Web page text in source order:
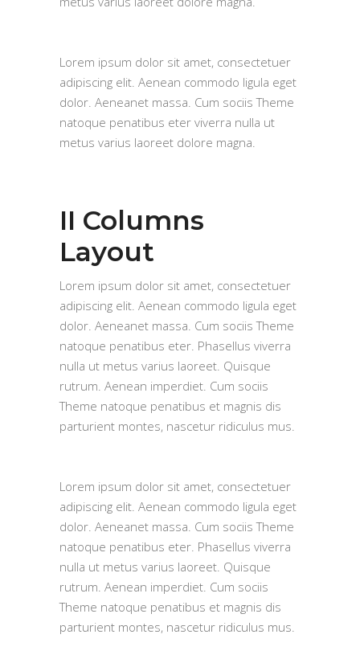
Lorem ipsum dolor sit amet, consectetuer
adipiscing elit. Aenean commodo ligula eget
dolor. Aeneanet massa. Cum sociis Theme
natoque penatibus eter viverra nulla ut
metus varius laoreet dolore magna.
II Columns
Layout
Lorem ipsum dolor sit amet, consectetuer
adipiscing elit. Aenean commodo ligula eget
dolor. Aeneanet massa. Cum sociis Theme
natoque penatibus eter. Phasellus viverra
nulla ut metus varius laoreet. Quisque
rutrum. Aenean imperdiet. Cum sociis
Theme natoque penatibus et magnis dis
parturient montes, nascetur ridiculus mus.
Lorem ipsum dolor sit amet, consectetuer
adipiscing elit. Aenean commodo ligula eget
dolor. Aeneanet massa. Cum sociis Theme
natoque penatibus eter. Phasellus viverra
nulla ut metus varius laoreet. Quisque
rutrum. Aenean imperdiet. Cum sociis
Theme natoque penatibus et magnis dis
parturient montes, nascetur ridiculus mus.